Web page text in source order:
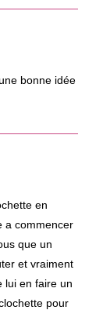
bonne idée
en
a commencer
que un
et vraiment
lui en faire un
pour